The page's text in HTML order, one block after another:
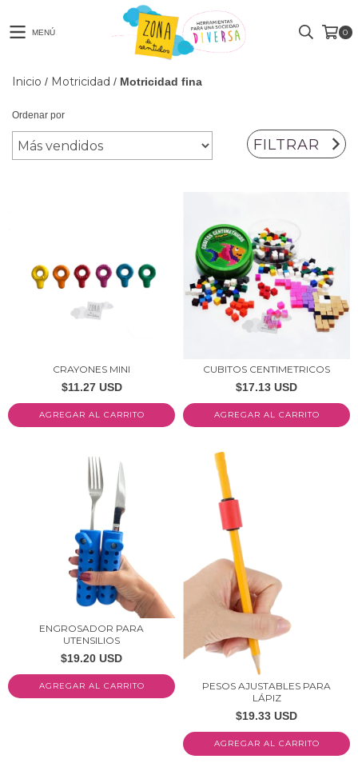
MENÚ 0
Inicio / Motricidad / Motricidad fina
Ordenar por
FILTRAR
CRAYONES MINI
$11.27 USD
CUBITOS CENTIMETRICOS
$17.13 USD
ENGROSADOR PARA
UTENSILIOS
$19.20 USD
AGREGAR AL CARRITO
PESOS AJUSTABLES PARA
LÁPIZ
$19.33 USD